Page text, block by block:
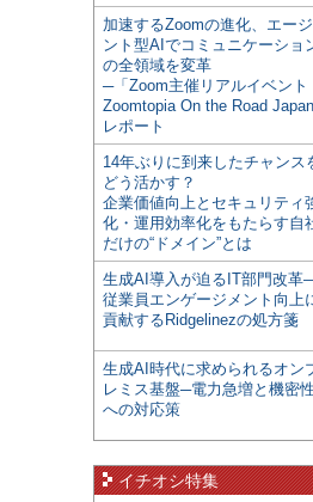
加速するZoomの進化、エー
ント型AIでコミュニケーショ
の全領域を変革
─「Zoom主催リアルイベント
Zoomtopia On the Road Japan
レポート
14年ぶりに到来したチャンス
どう活かす？
企業価値向上とセキュリティ
化・運用効率化をもたらす自
だけの“ドメイン”とは
生成AI導入が迫るIT部門改革
従業員エンゲージメント向上
貢献するRidgelinezの処方箋
生成AI時代に求められるオン
レミス基盤─電力急増と機密性
への対応策
イチオシ特集